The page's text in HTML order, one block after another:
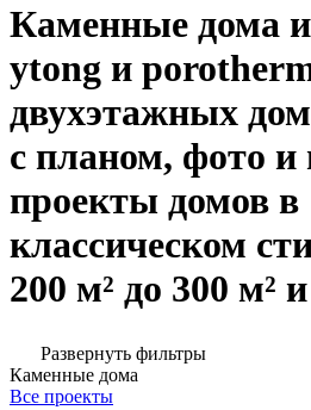
Каменные дома
ytong и
двухэтажных
с планом, фото
проекты домов в
классическом
200 м² до 300 м²
Развернуть фильтры
Каменные дома
Все проекты